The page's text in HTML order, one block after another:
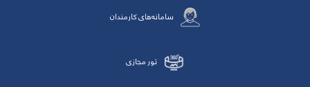
سامانه‌های کارمندان
تور مجازی